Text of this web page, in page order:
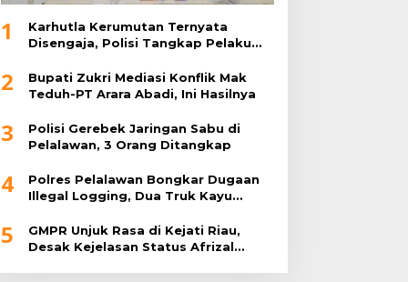
1
Karhutla Kerumutan Ternyata
Disengaja, Polisi Tangkap Pelaku
2
Bupati Zukri Mediasi Konflik Mak
Teduh-PT Arara Abadi, Ini Hasilnya
3
Polisi Gerebek Jaringan Sabu di
Pelalawan, 3 Orang Ditangkap
4
Polres Pelalawan Bongkar Dugaan
Illegal Logging, Dua Truk Kayu
5
GMPR Unjuk Rasa di Kejati Riau,
Desak Kejelasan Status Afrizal